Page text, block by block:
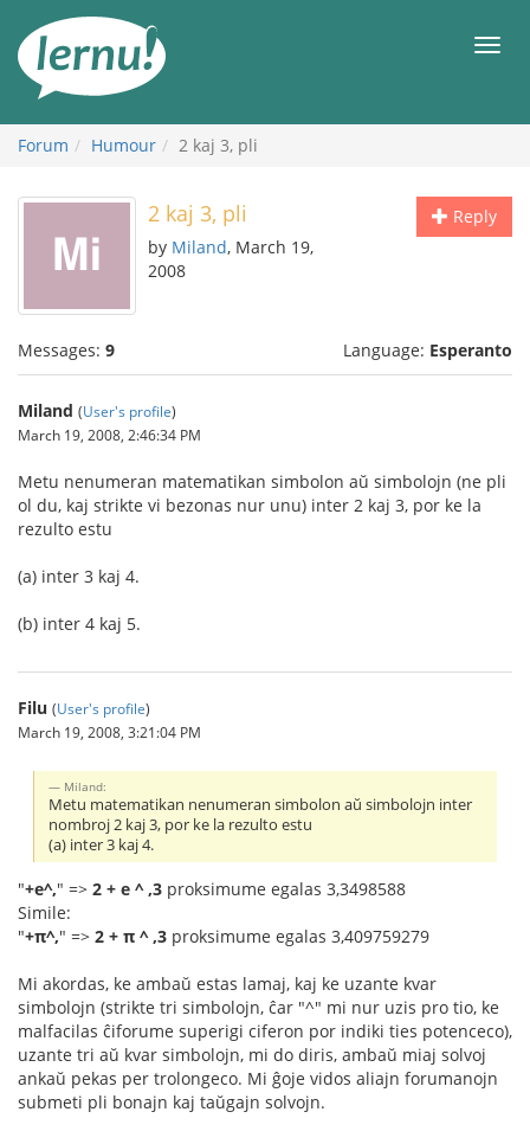
the
content
Forum Humour 2 kaj 3, pli
Reply
2 kaj 3, pli
by Miland, March 19,
2008
Messages: 9 Language: Esperanto
Miland (User's profile)
March 19, 2008, 2:46:34 PM
Metu nenumeran matematikan simbolon aŭ simbolojn (ne pli
ol du, kaj strikte vi bezonas nur unu) inter 2 kaj 3, por ke la
rezulto estu
(a) inter 3 kaj 4.
(b) inter 4 kaj 5.
Filu (User's profile)
March 19, 2008, 3:21:04 PM
Miland:
Metu matematikan nenumeran simbolon aŭ simbolojn inter
nombroj 2 kaj 3, por ke la rezulto estu
(a) inter 3 kaj 4.
"+e^," => 2 + e ^ ,3 proksimume egalas 3,3498588
Simile:
"+π^," => 2 + π ^ ,3 proksimume egalas 3,409759279
Mi akordas, ke ambaŭ estas lamaj, kaj ke uzante kvar
simbolojn (strikte tri simbolojn, ĉar "^" mi nur uzis pro tio, ke
malfacilas ĉiforume superigi ciferon por indiki ties potenceco),
uzante tri aŭ kvar simbolojn, mi do diris, ambaŭ miaj solvoj
ankaŭ pekas per trolongeco. Mi ĝoje vidos aliajn forumanojn
submeti pli bonajn kaj taŭgajn solvojn.